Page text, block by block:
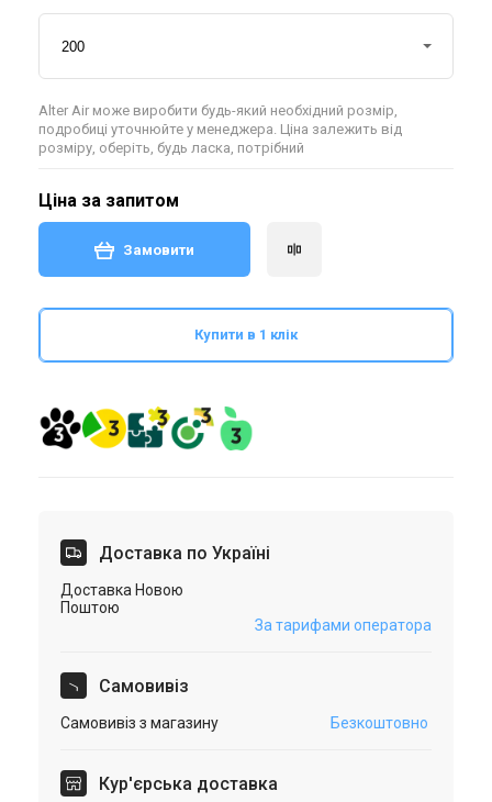
Alter Air може виробити будь-який необхідний розмір,
подробиці уточнюйте у менеджера. Ціна залежить від
розміру, оберіть, будь ласка, потрібний
Ціна за запитом
Замовити
Купити в 1 клік
Доставка по Україні
Доставка Новою
Поштою
За тарифами оператора
Самовивіз
Самовивіз з магазину Безкоштовно
Кур'єрська доставка